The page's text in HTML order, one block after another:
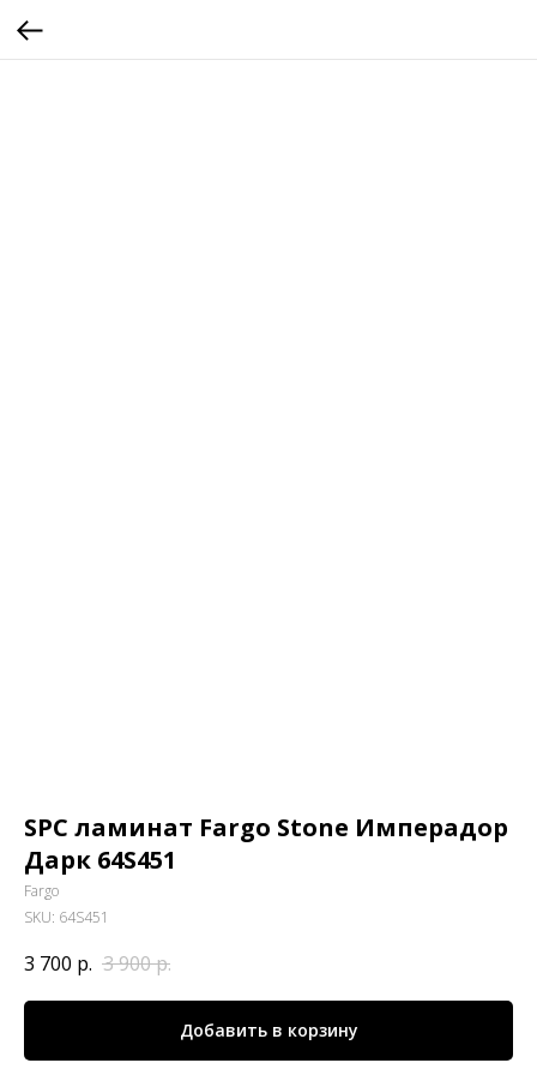
SPC ламинат Fargo Stone Имперадор
Дарк 64S451
Fargo
SKU: 64S451
3 700 р. 3 900р.
Добавить в корзину